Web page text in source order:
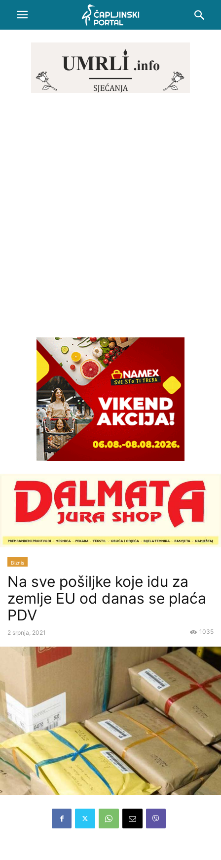
Biznis
Na sve pošiljke koje idu za
zemlje EU od danas se plaća
PDV
2 srpnja, 2021 1035